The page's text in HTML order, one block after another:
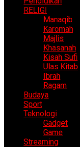
RELIGI
Manaqib
Karomah
Majlis
Khasanah
Kisah Sufi
Ulas Kitab
Ibrah
Ragam
Budaya
Sport
Teknologi
Gadget
Game
Streaming